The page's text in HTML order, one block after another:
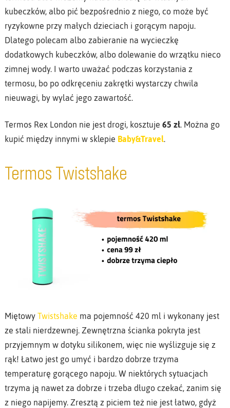
kubeczków, albo pić bezpośrednio z niego, co może być
ryzykowne przy małych dzieciach i gorącym napoju.
Dlatego polecam albo zabieranie na wycieczkę
dodatkowych kubeczków, albo dolewanie do wrzątku nieco
zimnej wody. I warto uważać podczas korzystania z
termosu, bo po odkręceniu zakrętki wystarczy chwila
nieuwagi, by wylać jego zawartość.
Termos Rex London nie jest drogi, kosztuje 65 zł. Można go
kupić między innymi w sklepie Baby&Travel.
Termos Twistshake
Miętowy Twistshake ma pojemność 420 ml i wykonany jest
ze stali nierdzewnej. Zewnętrzna ścianka pokryta jest
przyjemnym w dotyku silikonem, więc nie wyślizguje się z
rąk! Łatwo jest go umyć i bardzo dobrze trzyma
temperaturę gorącego napoju. W niektórych sytuacjach
trzyma ją nawet za dobrze i trzeba długo czekać, zanim się
z niego napijemy. Zresztą z piciem też nie jest łatwo, gdyż